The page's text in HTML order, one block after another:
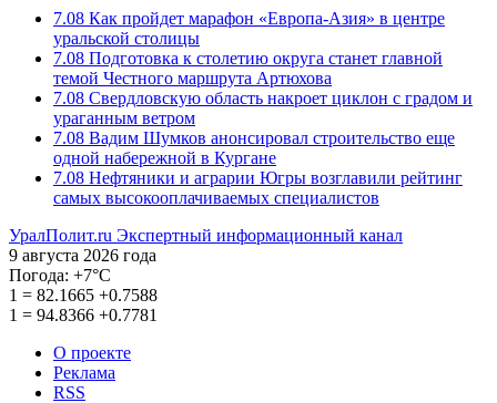
7.08 Как пройдет марафон «Европа-Азия» в центре
уральской столицы
7.08 Подготовка к столетию округа станет главной
темой Честного маршрута Артюхова
7.08 Свердловскую область накроет циклон с градом и
ураганным ветром
7.08 Вадим Шумков анонсировал строительство еще
одной набережной в Кургане
7.08 Нефтяники и аграрии Югры возглавили рейтинг
самых высокооплачиваемых специалистов
УралПолит.ru Экспертный информационный канал
9 августа 2026 года
Погода: +7°С
1 = 82.1665 +0.7588
1 = 94.8366 +0.7781
О проекте
Реклама
RSS